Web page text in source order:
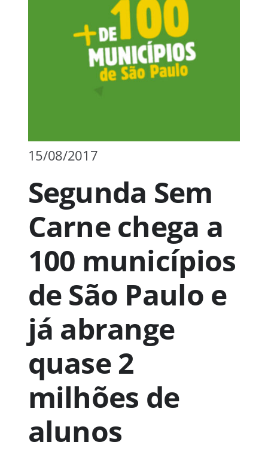
15/08/2017
Segunda Sem
Carne chega a
100 municípios
de São Paulo e
já abrange
quase 2
milhões de
alunos